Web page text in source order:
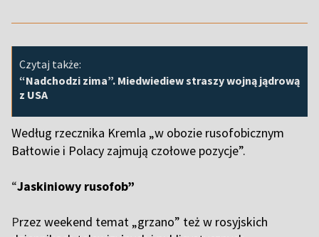
Czytaj także:
“Nadchodzi zima”. Miedwiediew straszy wojną jądrową
z USA
Według rzecznika Kremla „w obozie rusofobicznym
Bałtowie i Polacy zajmują czołowe pozycje”.
“Jaskiniowy rusofob”
Przez weekend temat „grzano” też w rosyjskich